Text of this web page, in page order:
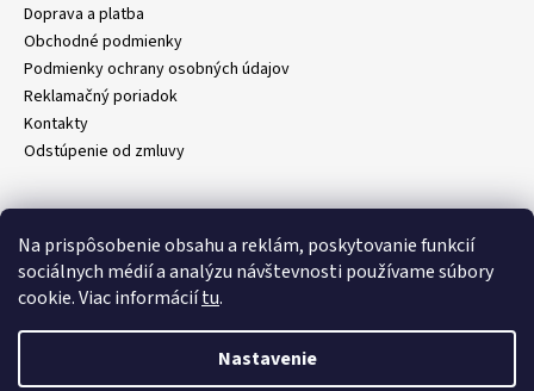
Na prispôsobenie obsahu a reklám, poskytovanie funkcií
sociálnych médií a analýzu návštevnosti používame súbory
cookie. Viac informáciítu.
Nastavenie
Doprava a platba
Obchodné podmienky
Podmienky ochrany osobných údajov
Reklamačný poriadok
Kontakty
Odstúpenie od zmluvy
Prijímame online platby